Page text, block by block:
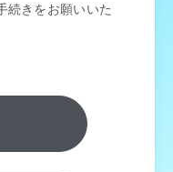
続きをお願いいた